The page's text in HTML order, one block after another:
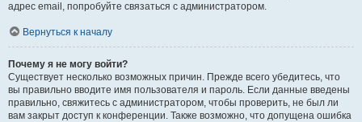
адрес email, попробуйте связаться с администратором.
Вернуться к началу
Почему я не могу войти?
Существует несколько возможных причин. Прежде всего убедитесь, что
вы правильно вводите имя пользователя и пароль. Если данные введены
правильно, свяжитесь с администратором, чтобы проверить, не был ли
вам закрыт доступ к конференции. Также возможно, что допущена ошибка